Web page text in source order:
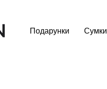
Подарунки Сумки